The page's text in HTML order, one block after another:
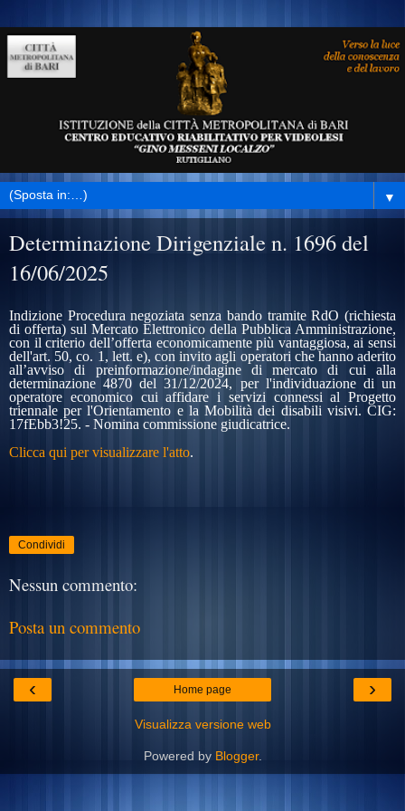
▼
Determinazione Dirigenziale n. 1696 del
16/06/2025
Indizione Procedura negoziata senza bando tramite RdO (richiesta
di offerta) sul Mercato Elettronico della Pubblica Amministrazione,
con il criterio dell’offerta economicamente più vantaggiosa,ai sensi
dell'art. 50, co. 1, lett. e), con invito agli operatori che hanno aderito
all’avviso di preinformazione/indagine di mercato di cui alla
determinazione 4870 del 31/12/2024, per l'individuazione di un
operatore economico cui affidare i servizi connessi al Progetto
triennale per l'Orientamento e la Mobilità dei disabili visivi. CIG:
17fEbb3!25. - Nomina commissione giudicatrice.
Clicca qui per visualizzare l'atto.
Condividi
Nessun commento:
Posta un commento
‹ ›
Home page
Visualizza versione web
Powered by Blogger.